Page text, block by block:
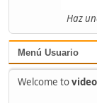
Haz
Menú Usuario
Welcome to